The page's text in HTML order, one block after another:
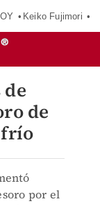
Keiko Fujimori
de
por el